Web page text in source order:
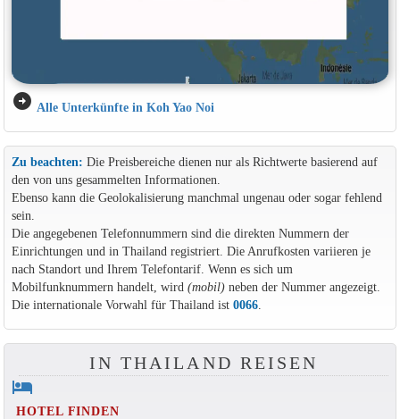
arrow_circle_right Alle Unterkünfte in Koh Yao Noi
Zu beachten: Die Preisbereiche dienen nur als Richtwerte basierend auf
den von uns gesammelten Informationen.
Ebenso kann die Geolokalisierung manchmal ungenau oder sogar fehlend
sein.
Die angegebenen Telefonnummern sind die direkten Nummern der
Einrichtungen und in Thailand registriert. Die Anrufkosten variieren je
nach Standort und Ihrem Telefontarif. Wenn es sich um
Mobilfunknummern handelt, wird (mobil)neben der Nummer angezeigt.
Die internationale Vorwahl für Thailand ist 0066.
IN THAILAND REISEN
hotel
HOTEL FINDEN